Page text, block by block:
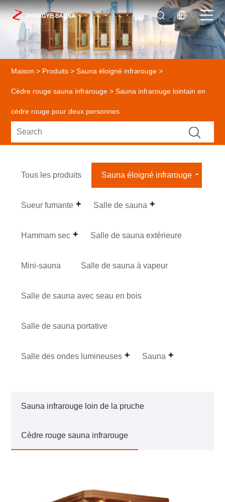
Maison > Produits >Sauna éloigné infrarouge >
Cèdre rouge sauna infrarouge > Sauna infrarouge lointain en
cèdre rouge pour deux personnes
Tous les produits Sauna éloigné infrarouge
Sueur fumante Salle de sauna
Hammam sec Salle de sauna extérieure
Mini-sauna Salle de sauna à vapeur
Salle de sauna avec seau en bois
Salle de sauna portative
Salle des ondes lumineuses Sauna
Sauna infrarouge loin de la pruche
Cèdre rouge sauna infrarouge